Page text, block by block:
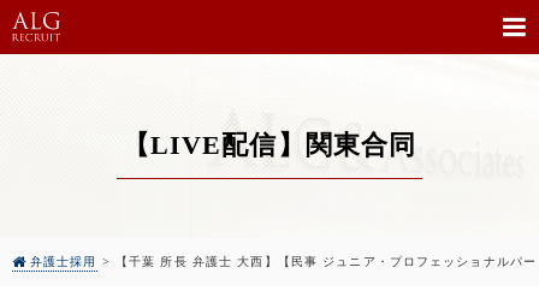
【LIVE配信】関東合同
弁護士採用 > 【千葉 所長 弁護士 大西】【民事 ジュニア・プロフェッショナルパ